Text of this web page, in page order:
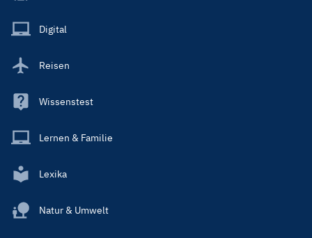
Main
Digital
Reisen
Wissenstest
Lernen & Familie
Lexika
Natur & Umwelt